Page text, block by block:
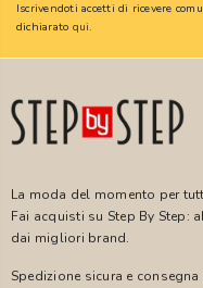
Iscrivendoti accetti di ricevere
dichiarato qui.
La moda del momento per
Fai acquisti su Step By Step:
dai migliori brand.
Spedizione sicura e